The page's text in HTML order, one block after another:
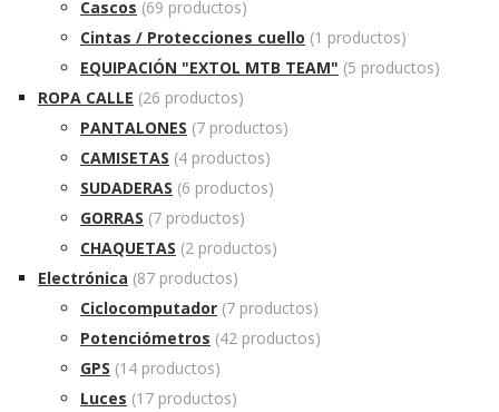
Cascos (69 productos)
Cintas / Protecciones cuello (1 productos)
EQUIPACIÓN "EXTOL MTB TEAM" (5 productos)
ROPA CALLE (26 productos)
PANTALONES (7 productos)
CAMISETAS (4 productos)
SUDADERAS (6 productos)
GORRAS (7 productos)
CHAQUETAS (2 productos)
Electrónica (87 productos)
Ciclocomputador (7 productos)
Potenciómetros (42 productos)
GPS (14 productos)
Luces (17 productos)